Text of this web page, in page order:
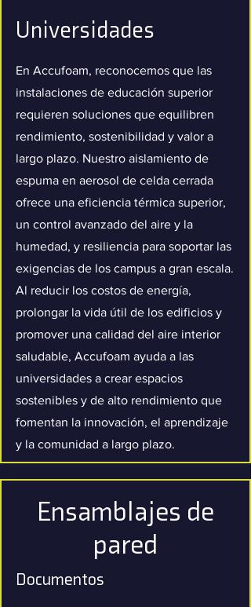
Universidades
En Accufoam, reconocemos que las
instalaciones de educación superior
requieren soluciones que equilibren
rendimiento, sostenibilidad y valor a
largo plazo. Nuestro aislamiento de
espuma en aerosol de celda cerrada
ofrece una eficiencia térmica superior,
un control avanzado del aire y la
humedad, y resiliencia para soportar las
exigencias de los campus a gran escala.
Al reducir los costos de energía,
prolongar la vida útil de los edificios y
promover una calidad del aire interior
saludable, Accufoam ayuda a las
universidades a crear espacios
sostenibles y de alto rendimiento que
fomentan la innovación, el aprendizaje
y la comunidad a largo plazo.
Ensamblajes de
pared
Documentos